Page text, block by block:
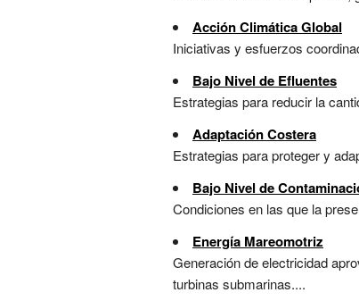
Acción Climática Global
Iniciativas y esfuerzos
Bajo Nivel de Efluentes
Estrategias para reducir la
Adaptación Costera
Estrategias para proteger y
Bajo Nivel de
Condiciones en las que la
Energía Mareomotriz
Generación de electricidad
turbinas submarinas....